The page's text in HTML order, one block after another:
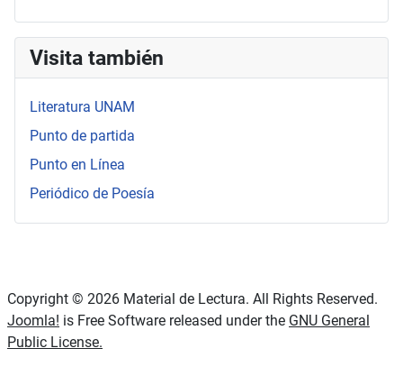
Visita también
Literatura UNAM
Punto de partida
Punto en Línea
Periódico de Poesía
Copyright © 2026 Material de Lectura. All Rights Reserved.
Joomla! is Free Software released under the GNU General
Public License.